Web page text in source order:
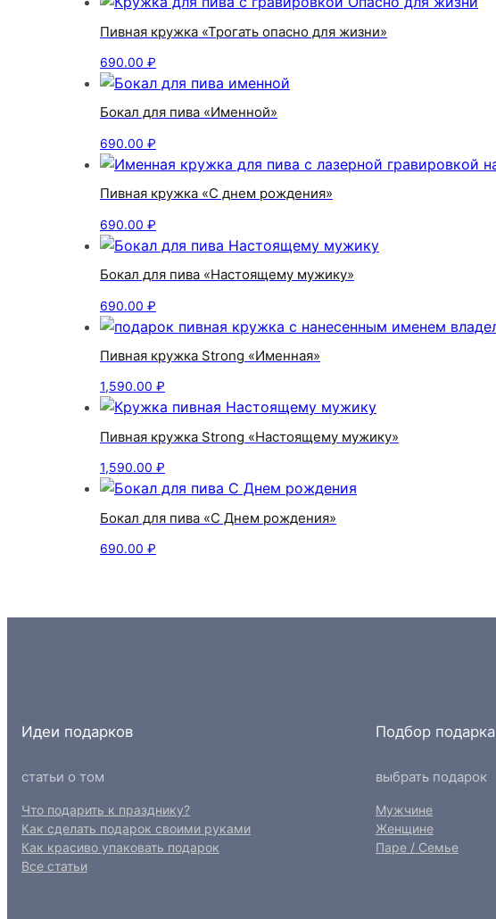
Пивная кружка «Трогать опасно для жизни»
690.00 ₽
Бокал для пива «Именной»
690.00 ₽
Пивная кружка «С днем рождения»
690.00 ₽
Бокал для пива «Настоящему мужику»
690.00 ₽
Пивная кружка Strong «Именная»
1,590.00 ₽
Пивная кружка Strong «Настоящему мужику»
1,590.00 ₽
Бокал для пива «С Днем рождения»
690.00 ₽
Идеи подарков
статьи о том
Что подарить к празднику?
Как сделать подарок своими руками
Как красиво упаковать подарок
Все статьи
Подбор подарка
выбрать подарок
Мужчине
Женщине
Паре / Семье